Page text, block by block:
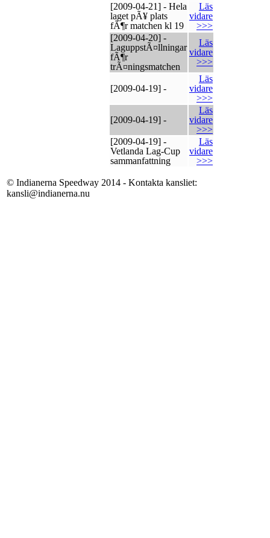
[2009-04-21] - Hela
laget pÃ¥ plats
fÃ¶r matchen kl 19
Läs
vidare
>>>
[2009-04-20] -
LaguppstÃ¤llningar
fÃ¶r
trÃ¤ningsmatchen
Läs
vidare
>>>
[2009-04-19] -
Läs
vidare
>>>
[2009-04-19] -
Läs
vidare
>>>
[2009-04-19] -
Vetlanda Lag-Cup
sammanfattning
Läs
vidare
>>>
© Indianerna Speedway 2014 - Kontakta kansliet:
kansli@indianerna.nu